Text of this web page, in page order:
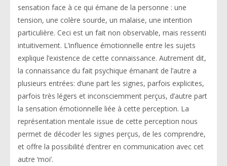
sensation face à ce qui émane de la personne : une
tension, une colère sourde, un malaise, une intention
particulière. Ceci est un fait non observable, mais ressenti
intuitivement. L’influence émotionnelle entre les sujets
explique l’existence de cette connaissance. Autrement dit,
la connaissance du fait psychique émanant de l’autre a
plusieurs entrées: d’une part les signes, parfois explicites,
parfois très légers et inconsciemment perçus, d’autre part
la sensation émotionnelle liée à cette perception. La
représentation mentale issue de cette perception nous
permet de décoder les signes perçus, de les comprendre,
et offre la possibilité d’entrer en communication avec cet
autre ‘moi’.